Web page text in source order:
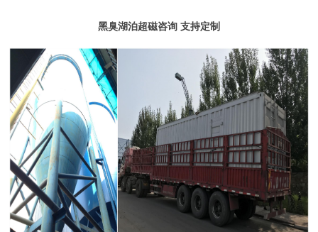
黑臭湖泊超磁咨询 支持定制